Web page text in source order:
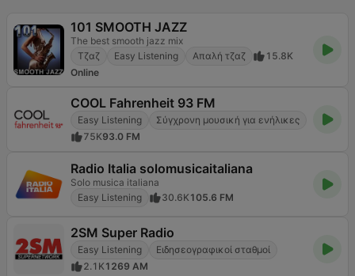
101 SMOOTH JAZZ
The best smooth jazz mix
Τζαζ
Easy Listening Απαλή τζαζ
15.8K
Online
COOL Fahrenheit 93 FM
Easy Listening
Σύγχρονη μουσική για ενήλικες
75K93.0 FM
Radio Italia solomusicaitaliana
Solo musica italiana
Easy Listening
30.6K105.6 FM
2SM Super Radio
Easy Listening
Ειδησεογραφικοί σταθμοί
2.1K 1269 AM